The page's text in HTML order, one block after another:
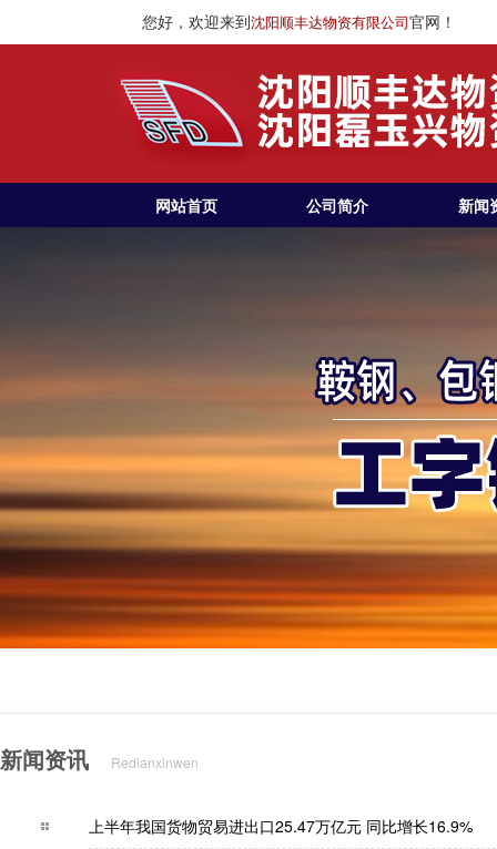
您好，欢迎来到沈阳顺丰达物资有限公司官网！
网站首页 公司简介 新闻
新闻资讯 Redianxinwen
上半年我国货物贸易进出口25.47万亿元 同比增